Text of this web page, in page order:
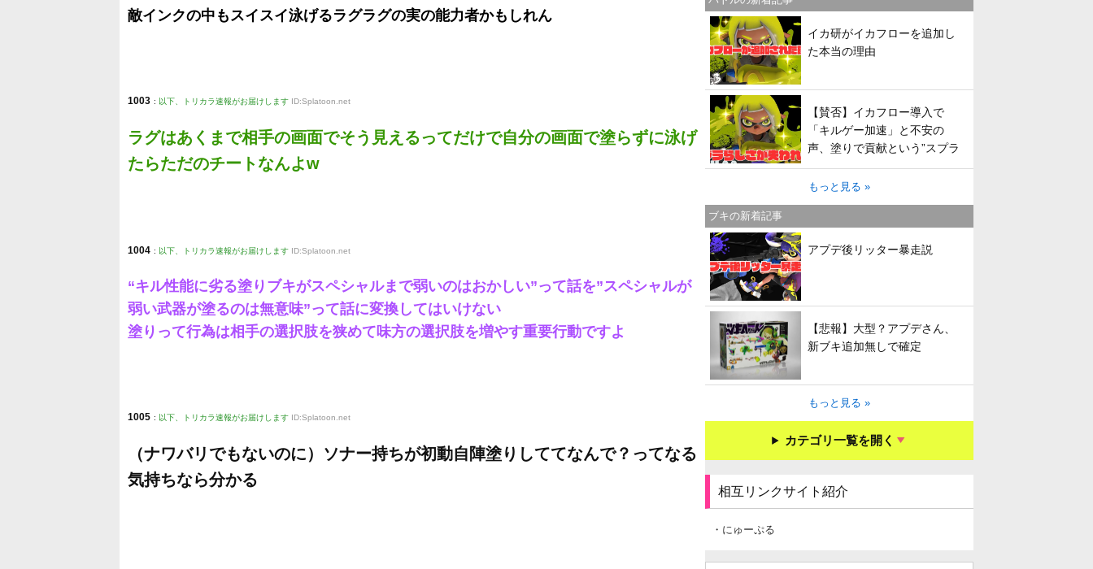
敵インクの中もスイスイ泳げるラグラグの実の能力者かもしれん
1003 : 以下、トリカラ速報がお届けします ID:Splatoon.net
ラグはあくまで相手の画面でそう見えるってだけで自分の画面で塗らずに泳げ
たらただのチートなんよw
1004 : 以下、トリカラ速報がお届けします ID:Splatoon.net
“キル性能に劣る塗りブキがスペシャルまで弱いのはおかしい”って話を”スペシャルが
弱い武器が塗るのは無意味”って話に変換してはいけない
塗りって行為は相手の選択肢を狭めて味方の選択肢を増やす重要行動ですよ
1005 : 以下、トリカラ速報がお届けします ID:Splatoon.net
（ナワバリでもないのに）ソナー持ちが初動自陣塗りしててなんで？ってなる
気持ちなら分かる
イカ研がイカフローを追加し
た本当の理由
【賛否】イカフロー導入で
「キルゲー加速」と不安の
声、塗りで貢献という”スプラ
らしさ”は失われてしまうのか
もっと見る »
ブキの新着記事
アプデ後リッター暴走説
【悲報】大型？アプデさん、
新ブキ追加無しで確定
もっと見る »
カテゴリ一覧を開く
相互リンクサイト紹介
・にゅーぷる